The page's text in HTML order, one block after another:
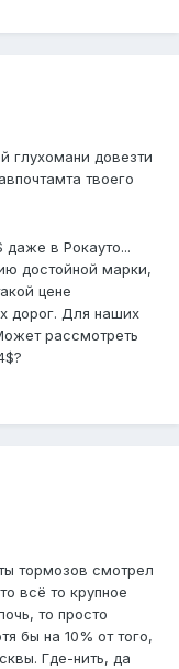
глухомани довезти
твоего
даже в Рокауто...
достойной марки,
цене
дорог. Для наших
рассмотреть
тормозов смотрел
всё то крупное
то просто
бы на 10% от того,
Где-нить, да